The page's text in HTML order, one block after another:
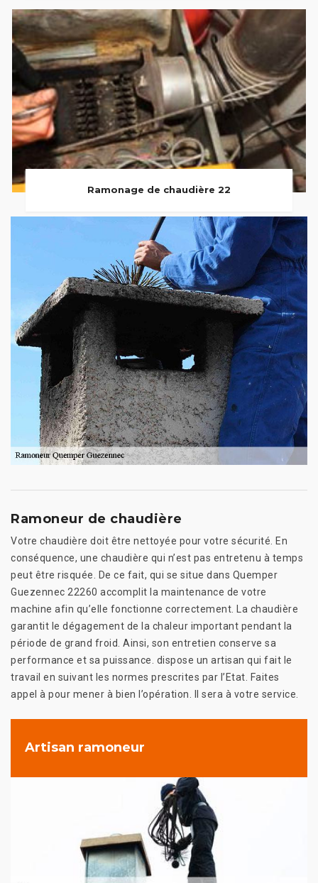
Ramonage de chaudière 22
Ramoneur de chaudière
Votre chaudière doit être nettoyée pour votre sécurité. En
conséquence, une chaudière qui n’est pas entretenu à temps
peut être risquée. De ce fait, qui se situe dans Quemper
Guezennec 22260 accomplit la maintenance de votre
machine afin qu’elle fonctionne correctement. La chaudière
garantit le dégagement de la chaleur important pendant la
période de grand froid. Ainsi, son entretien conserve sa
performance et sa puissance. dispose un artisan qui fait le
travail en suivant les normes prescrites par l’Etat. Faites
appel à pour mener à bien l’opération. Il sera à votre service.
Artisan ramoneur